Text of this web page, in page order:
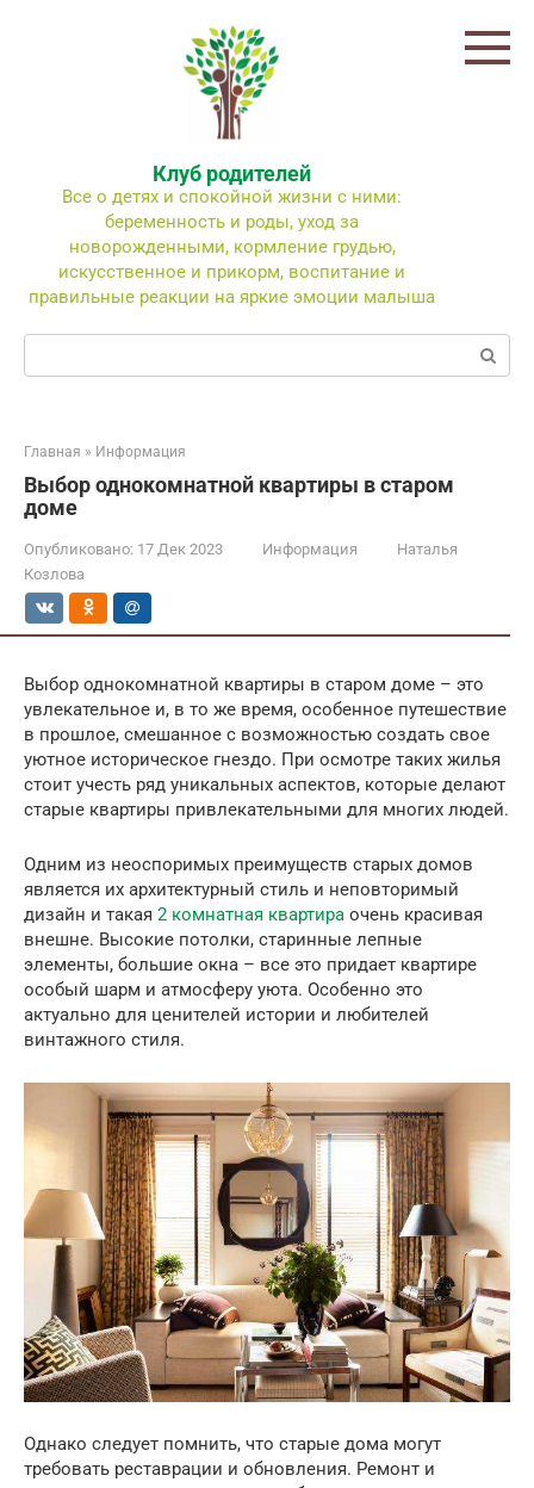
Клуб родителей
Все о детях и спокойной жизни с ними:
беременность и роды, уход за
новорожденными, кормление грудью,
искусственное и прикорм, воспитание и
правильные реакции на яркие эмоции малыша
Поиск:
Главная » Информация
Выбор однокомнатной квартиры в старом
доме
Опубликовано: 17 Дек 2023 Информация
Наталья
Козлова
Выбор однокомнатной квартиры в старом доме – это
увлекательное и, в то же время, особенное путешествие
в прошлое, смешанное с возможностью создать свое
уютное историческое гнездо. При осмотре таких жилья
стоит учесть ряд уникальных аспектов, которые делают
старые квартиры привлекательными для многих людей.
Одним из неоспоримых преимуществ старых домов
является их архитектурный стиль и неповторимый
дизайн и такая 2 комнатная квартира очень красивая
внешне. Высокие потолки, старинные лепные
элементы, большие окна – все это придает квартире
особый шарм и атмосферу уюта. Особенно это
актуально для ценителей истории и любителей
винтажного стиля.
Однако следует помнить, что старые дома могут
требовать реставрации и обновления. Ремонт и